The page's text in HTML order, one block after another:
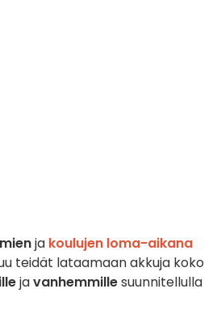
ja koulujen loma-aikana
teidät lataamaan akkuja koko
javanhemmillesuunnitellulla